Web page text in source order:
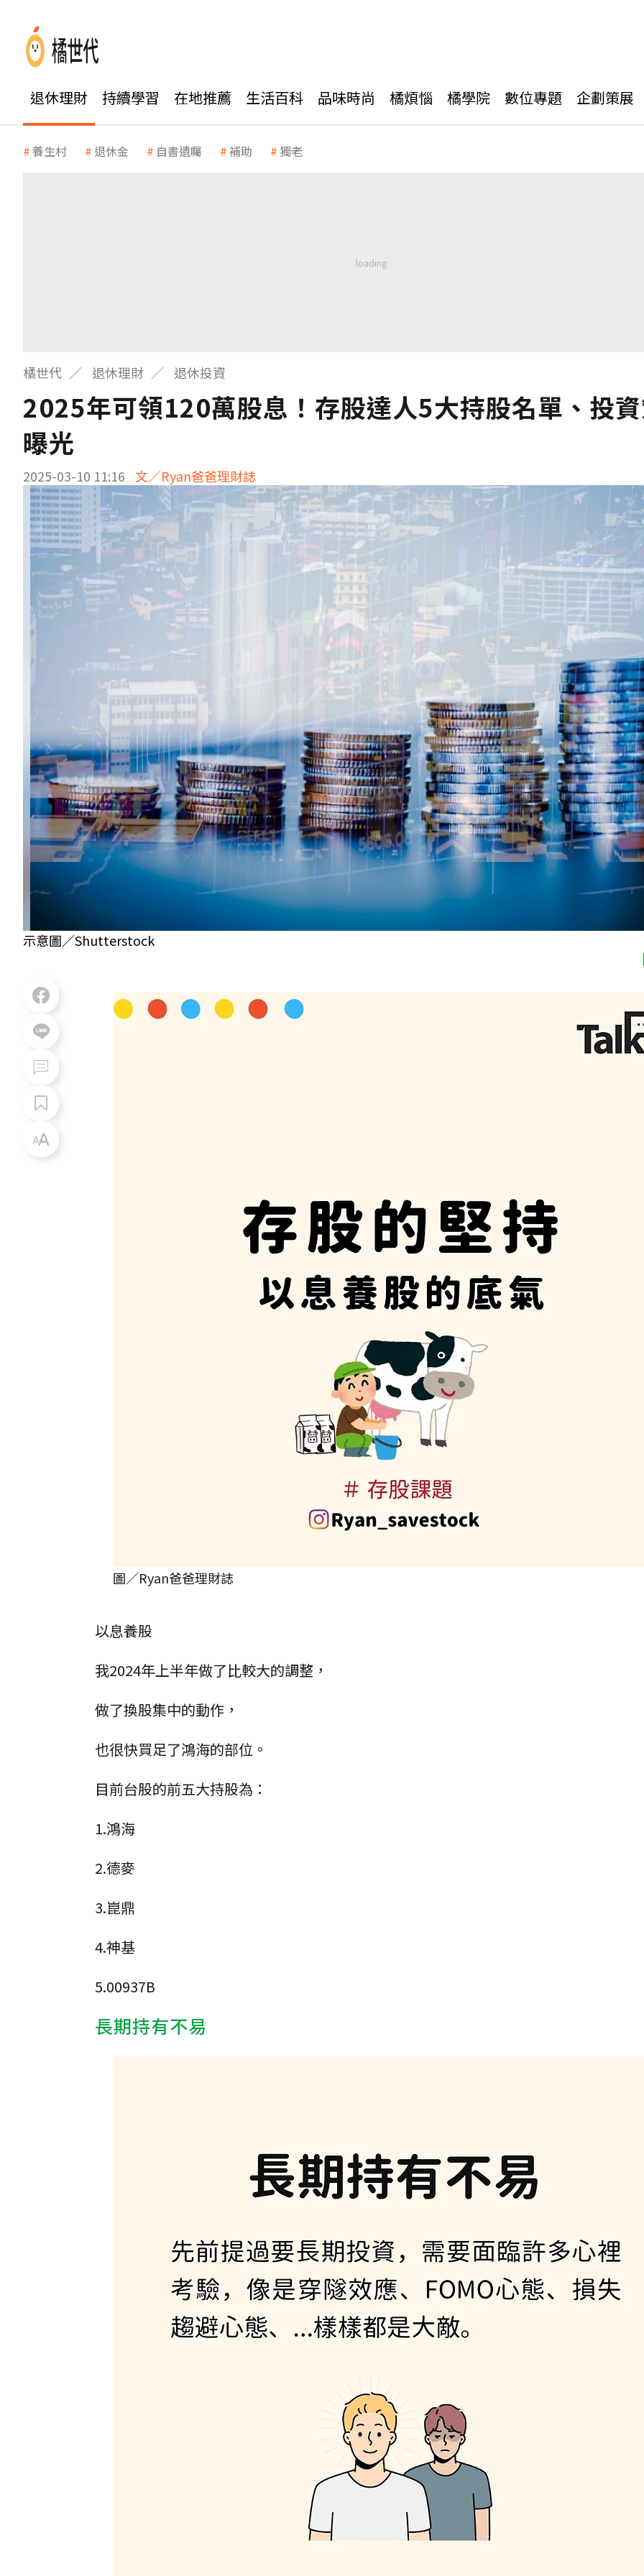
退休理財 持續學習 在地推薦 生活百科 品味時尚 橘煩惱 橘學院 數位專題 企劃策展
養生村 退休金 自書遺囑 補助 獨老
橘世代 退休理財 退休投資
2025年可領120萬股息！存股達人5大持股名單、投
曝光
2025-03-10 11:16 文／Ryan爸爸理財誌
示意圖／Shutterstock
圖／Ryan爸爸理財誌
以息養股
我2024年上半年做了比較大的調整，
做了換股集中的動作，
也很快買足了鴻海的部位。
目前台股的前五大持股為：
1.鴻海
2.德麥
3.崑鼎
4.神基
5.00937B
長期持有不易